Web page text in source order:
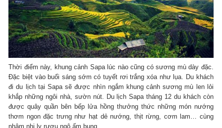
Thời điểm này, khung cảnh Sapa lúc nào cũng có sương mù dày đặc.
Đặc biệt vào buổi sáng sớm có tuyết rơi trắng xóa như lụa. Du khách
đi du lịch tại Sapa sẽ được nhìn ngắm khung cảnh sương mù len lỏi
khắp những ngôi nhà, sườn nút. Du lịch Sapa tháng 12 du khách còn
được quây quần bên bếp lửa hồng thưởng thức những món nướng
thơm ngon đặc trưng như hạt dẻ nướng, thịt rừng, cơm lam… cùng
nhâm nhi ly rượu ngô ấm bụng